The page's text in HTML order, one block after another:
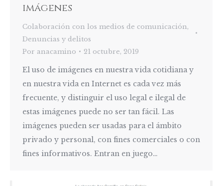
imágenes
Colaboración con los medios de comunicación,
Denuncias y delitos
Por anacamino 21 octubre, 2019
El uso de imágenes en nuestra vida cotidiana y
en nuestra vida en Internet es cada vez más
frecuente, y distinguir el uso legal e ilegal de
estas imágenes puede no ser tan fácil. Las
imágenes pueden ser usadas para el ámbito
privado y personal, con fines comerciales o con
fines informativos. Entran en juego…